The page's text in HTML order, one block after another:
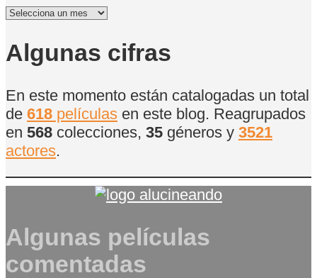
Archivo
Películas
Algunas cifras
En este momento están catalogadas un total
de 618 películas en este blog. Reagrupados
en 568 colecciones, 35 géneros y 3521
actores.
Algunas películas
comentadas